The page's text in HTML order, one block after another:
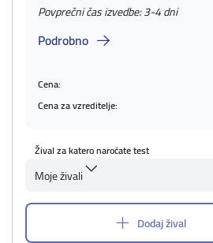
Povprečni čas izvedbe: 3-4 dni
Podrobno
Cena:
Cena za vzreditelje:
Žival za katero naročate test
Moje živali
Dodaj žival